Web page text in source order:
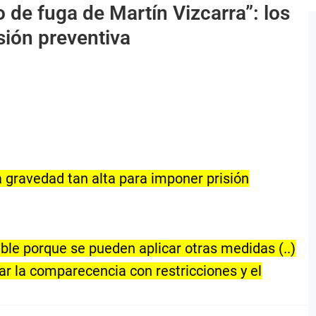
de fuga de Martín Vizcarra”: los
preventiva
tan alta para imponer prisión
porque se pueden aplicar otras medidas (..)
la comparecencia con restricciones y el